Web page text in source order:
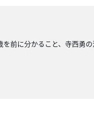
前に分かること、寺西勇の